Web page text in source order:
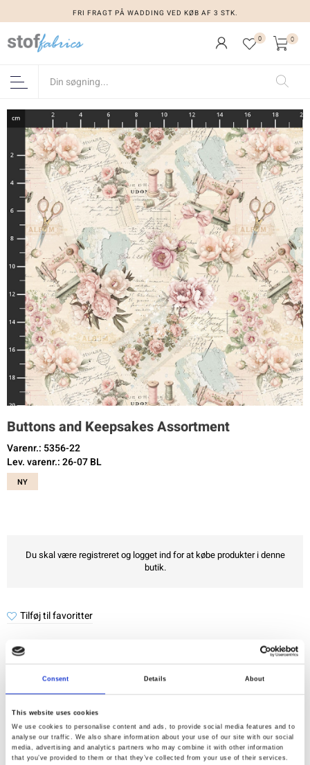
Consent Details About
This website uses cookies
We use cookies to personalise content and ads, to provide social media features and to
analyse our traffic. We also share information about your use of our site with our social
media, advertising and analytics partners who may combine it with other information
that you’ve provided to them or that they’ve collected from your use of their services.
FRI FRAGT PÅ WADDING VED KØB AF 3 STK.
0 0
Buttons and Keepsakes Assortment
Varenr.: 5356-22
Lev. varenr.: 26-07 BL
NY
Du skal være registreret og logget ind for at købe produkter i denne
butik.
Tilføj til favoritter
Kvalitet
Hurtig
Specifikation